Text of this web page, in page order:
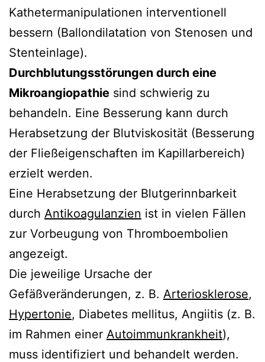
Kathetermanipulationen interventionell
bessern (Ballondilatation von Stenosen und
Stenteinlage).
Durchblutungsstörungen durch eine
Mikroangiopathie sind schwierig zu
behandeln. Eine Besserung kann durch
Herabsetzung der Blutviskosität (Besserung
der Fließeigenschaften im Kapillarbereich)
erzielt werden.
Eine Herabsetzung der Blutgerinnbarkeit
durch Antikoagulanzien ist in vielen Fällen
zur Vorbeugung von Thromboembolien
angezeigt.
Die jeweilige Ursache der
Gefäßveränderungen, z. B. Arteriosklerose,
Hypertonie, Diabetes mellitus, Angiitis (z. B.
im Rahmen einer Autoimmunkrankheit),
muss identifiziert und behandelt werden.